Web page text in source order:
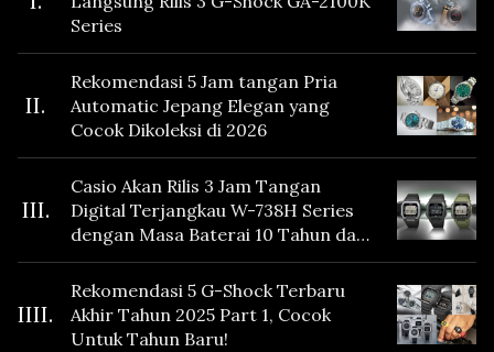
Series
II.
Rekomendasi 5 Jam tangan Pria
Automatic Jepang Elegan yang
Cocok Dikoleksi di 2026
III.
Casio Akan Rilis 3 Jam Tangan
Digital Terjangkau W-738H Series
dengan Masa Baterai 10 Tahun dan
Fitur Vibration
IIII.
Rekomendasi 5 G-Shock Terbaru
Akhir Tahun 2025 Part 1, Cocok
Untuk Tahun Baru!